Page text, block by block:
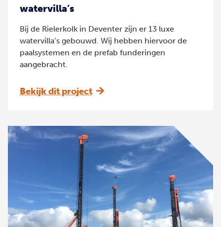
watervilla’s
Bij de Rielerkolk in Deventer zijn er 13 luxe
watervilla’s gebouwd. Wij hebben hiervoor de
paalsystemen en de prefab funderingen
aangebracht.
Bekijk dit project